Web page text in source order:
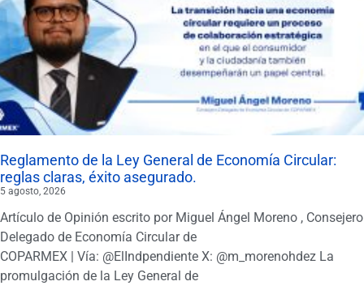
Reglamento de la Ley General de Economía Circular:
reglas claras, éxito asegurado.
5 agosto, 2026
Artículo de Opinión escrito por Miguel Ángel Moreno , Consejero
Delegado de Economía Circular de
COPARMEX | Vía: @ElIndpendiente X: @m_morenohdez La
promulgación de la Ley General de